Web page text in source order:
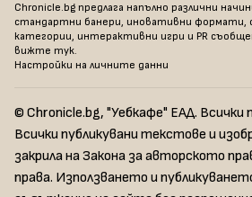
Chronicle.bg предлага напълно различни
стандартни банери, иновативни формати,
категории, интерактивни игри и PR
вижте тук.
Настройки на личните данни
© Chronicle.bg, "Уебкафе" ЕАД. Всички
Всички публикувани текстове и
закрила на Закона за авторското
права. Използването и